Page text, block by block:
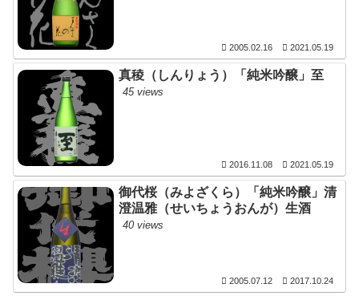
2005.02.16 2021.05.19
真稜（しんりょう）「純米吟醸」至
45 views
2016.11.08 2021.05.19
御代桜（みよざくら）「純米吟醸」清
澄温雅（せいちょうおんが）生酒
40 views
2005.07.12 2017.10.24